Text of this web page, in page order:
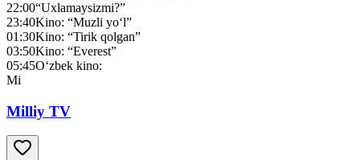
22:00“Uxlamaysizmi?”
23:40Kino: “Muzli yo‘l”
01:30Kino: “Tirik qolgan”
03:50Kino: “Everest”
05:45O‘zbek kino:
Mi
Milliy TV